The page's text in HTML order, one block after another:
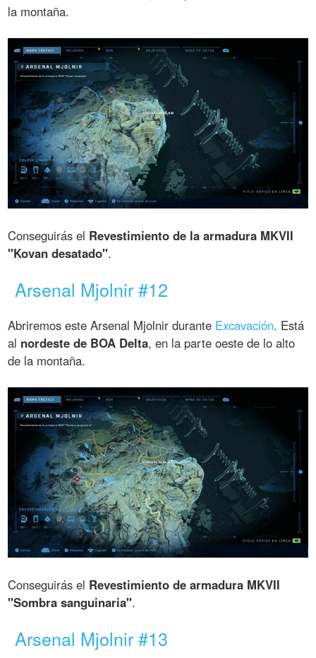
la montaña.
Conseguirás el Revestimiento de la armadura MKVII
"Kovan desatado".
Arsenal Mjolnir #12
Abriremos este Arsenal Mjolnir durante Excavación. Está
al nordeste de BOA Delta, en la parte oeste de lo alto
de la montaña.
Conseguirás el Revestimiento de armadura MKVII
"Sombra sanguinaria".
Arsenal Mjolnir #13